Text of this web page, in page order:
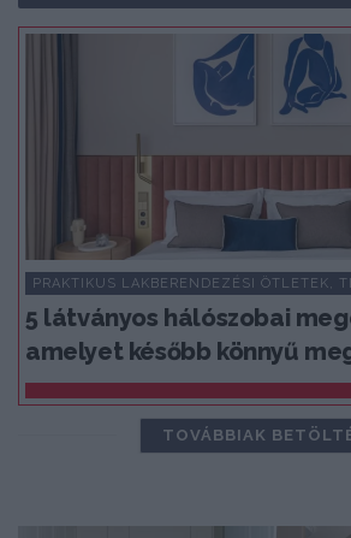
PRAKTIKUS LAKBERENDEZÉSI ÖTLETEK,
5 látványos hálószobai
amelyet később könnyű
TOVÁBBIAK